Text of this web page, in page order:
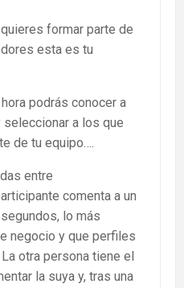
formar parte de
esta es tu
podrás conocer a
a los que
de tu equipo….
entre
comenta a un
lo más
negocio y que perfiles
otra persona tiene el
la suya y, tras una